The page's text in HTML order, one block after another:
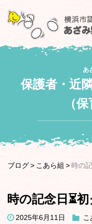
あ
保護者・近
（
ブログ こあら組 時の
時の記念日⏳
2025年6月11日 こ